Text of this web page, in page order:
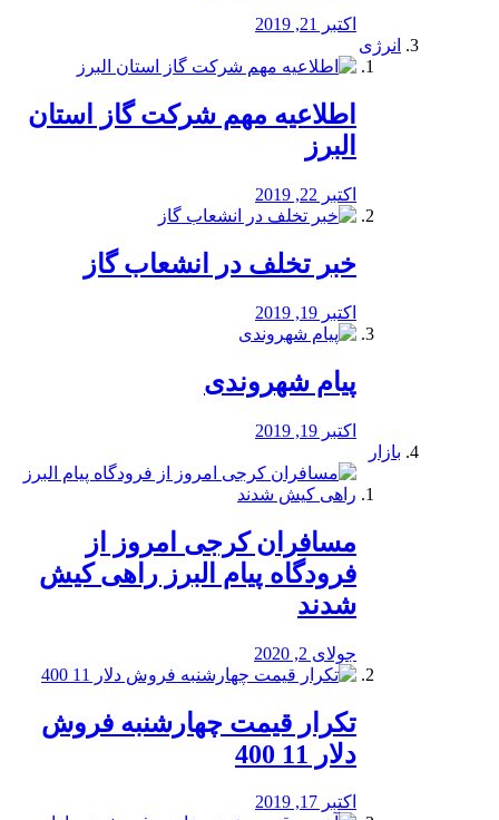
اکتبر 21, 2019
انرژی
️اطلاعیه مهم شرکت گاز استان
البرز
اکتبر 22, 2019
خبر تخلف در انشعاب گاز
اکتبر 19, 2019
پیام شهروندی
اکتبر 19, 2019
بازار
مسافران کرجی امروز از
فرودگاه پیام البرز راهی کیش
شدند
جولای 2, 2020
تکرار قیمت چهارشنبه فروش
دلار 11 400
اکتبر 17, 2019